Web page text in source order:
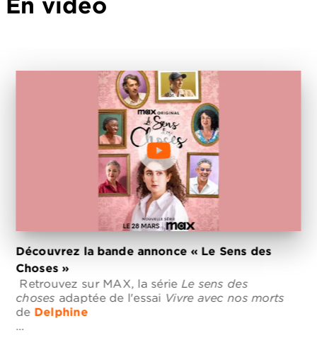
Découvrez la bande annonce « Le Sens des
Choses »
Retrouvez sur MAX, la série Le sens des
choses adaptée de l'essai Vivre avec nos morts
de Delphine
…